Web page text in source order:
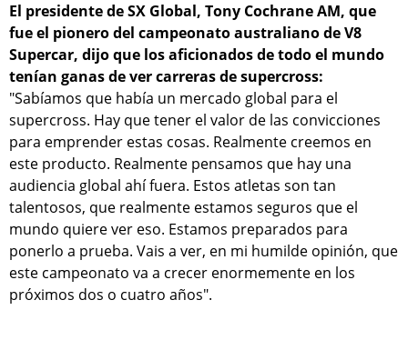
El presidente de SX Global, Tony Cochrane AM, que
fue el pionero del campeonato australiano de V8
Supercar, dijo que los aficionados de todo el mundo
tenían ganas de ver carreras de supercross:
"Sabíamos que había un mercado global para el
supercross. Hay que tener el valor de las convicciones
para emprender estas cosas. Realmente creemos en
este producto. Realmente pensamos que hay una
audiencia global ahí fuera. Estos atletas son tan
talentosos, que realmente estamos seguros que el
mundo quiere ver eso. Estamos preparados para
ponerlo a prueba. Vais a ver, en mi humilde opinión, que
este campeonato va a crecer enormemente en los
próximos dos o cuatro años".